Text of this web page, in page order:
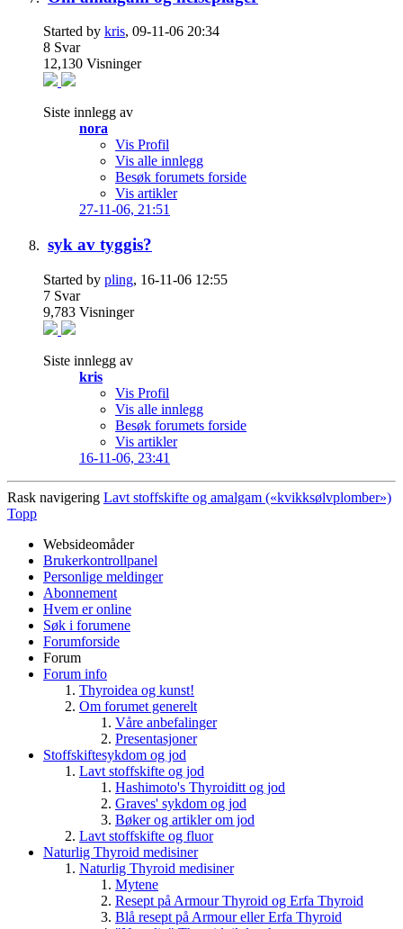
Started by kris, 09-11-06 20:34
8 Svar
12,130 Visninger
Siste innlegg av
nora
Vis Profil
Vis alle innlegg
Besøk forumets forside
Vis artikler
27-11-06, 21:51
syk av tyggis?
Started by pling, 16-11-06 12:55
7 Svar
9,783 Visninger
Siste innlegg av
kris
Vis Profil
Vis alle innlegg
Besøk forumets forside
Vis artikler
16-11-06, 23:41
Rask navigering Lavt stoffskifte og amalgam («kvikksølvplomber»)
Topp
Websideomåder
Brukerkontrollpanel
Personlige meldinger
Abonnement
Hvem er online
Søk i forumene
Forumforside
Forum
Forum info
Thyroidea og kunst!
Om forumet generelt
Våre anbefalinger
Presentasjoner
Stoffskiftesykdom og jod
Lavt stoffskifte og jod
Hashimoto's Thyroiditt og jod
Graves' sykdom og jod
Bøker og artikler om jod
Lavt stoffskifte og fluor
Naturlig Thyroid medisiner
Naturlig Thyroid medisiner
Mytene
Resept på Armour Thyroid og Erfa Thyroid
Blå resept på Armour eller Erfa Thyroid